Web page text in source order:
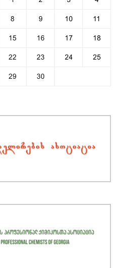
8 9 10 11
15 16 17 18
22 23 24 25
29
30